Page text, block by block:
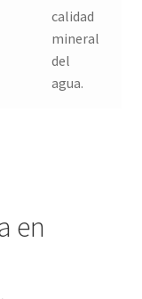
calidad
mineral
del
agua.
en